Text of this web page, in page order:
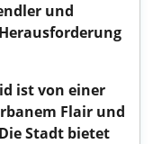
und
ist von einer
Flair und
Stadt bietet